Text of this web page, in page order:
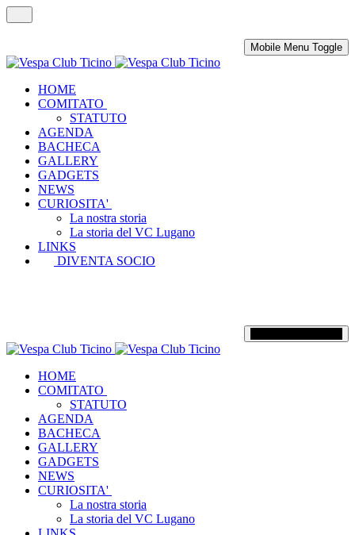
Mobile Menu Toggle
HOME
COMITATO
STATUTO
AGENDA
BACHECA
GALLERY
GADGETS
NEWS
CURIOSITA'
La nostra storia
La storia del VC Lugano
LINKS
DIVENTA SOCIO
HOME
COMITATO
STATUTO
AGENDA
BACHECA
GALLERY
GADGETS
NEWS
CURIOSITA'
La nostra storia
La storia del VC Lugano